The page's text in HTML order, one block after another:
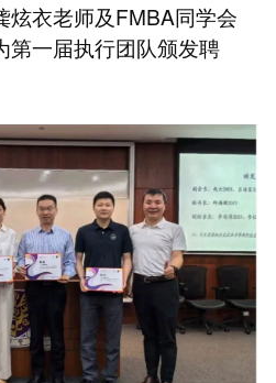
炫衣老师及FMBA同学会
第一届执行团队颁发聘